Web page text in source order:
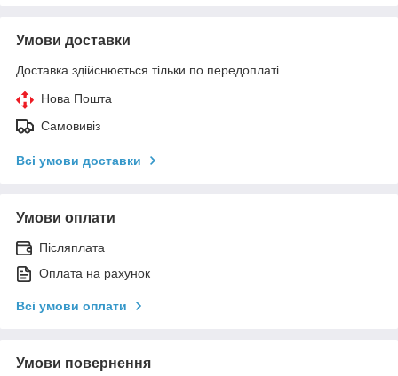
Умови доставки
Доставка здійснюється тільки по передоплаті.
Нова Пошта
Самовивіз
Всі умови доставки
Умови оплати
Післяплата
Оплата на рахунок
Всі умови оплати
Умови повернення